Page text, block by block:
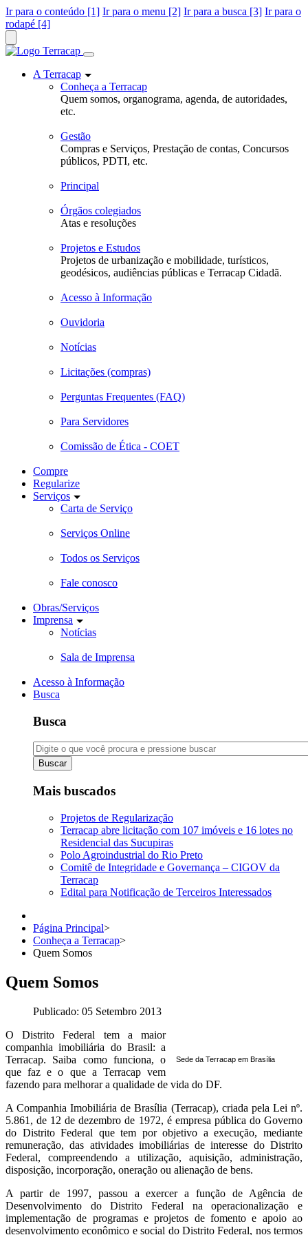
Ir para o conteúdo [1] Ir para o menu [2] Ir para a busca [3] Ir para o
rodapé [4]
A Terracap
Conheça a Terracap
Quem somos, organograma, agenda, de autoridades,
etc.
Gestão
Compras e Serviços, Prestação de contas, Concursos
públicos, PDTI, etc.
Principal
Órgãos colegiados
Atas e resoluções
Projetos e Estudos
Projetos de urbanização e mobilidade, turísticos,
geodésicos, audiências públicas e Terracap Cidadã.
Acesso à Informação
Ouvidoria
Notícias
Licitações (compras)
Perguntas Frequentes (FAQ)
Para Servidores
Comissão de Ética - COET
Compre
Regularize
Serviços
Carta de Serviço
Serviços Online
Todos os Serviços
Fale conosco
Obras/Serviços
Imprensa
Notícias
Sala de Imprensa
Acesso à Informação
Busca
Busca
Buscar
Mais buscados
Projetos de Regularização
Terracap abre licitação com 107 imóveis e 16 lotes no
Residencial das Sucupiras
Polo Agroindustrial do Rio Preto
Comitê de Integridade e Governança – CIGOV da
Terracap
Edital para Notificação de Terceiros Interessados
Página Principal>
Conheça a Terracap>
Quem Somos
Quem Somos
Publicado: 05 Setembro 2013
Sede da Terracap em Brasília
O Distrito Federal tem a maior
companhia imobiliária do Brasil: a
Terracap. Saiba como funciona, o
que faz e o que a Terracap vem
fazendo para melhorar a qualidade de vida do DF.
A Companhia Imobiliária de Brasília (Terracap), criada pela Lei nº.
5.861, de 12 de dezembro de 1972, é empresa pública do Governo
do Distrito Federal que tem por objetivo a execução, mediante
remuneração, das atividades imobiliárias de interesse do Distrito
Federal, compreendendo a utilização, aquisição, administração,
disposição, incorporação, oneração ou alienação de bens.
A partir de 1997, passou a exercer a função de Agência de
Desenvolvimento do Distrito Federal na operacionalização e
implementação de programas e projetos de fomento e apoio ao
desenvolvimento econômico e social do Distrito Federal, nos termos